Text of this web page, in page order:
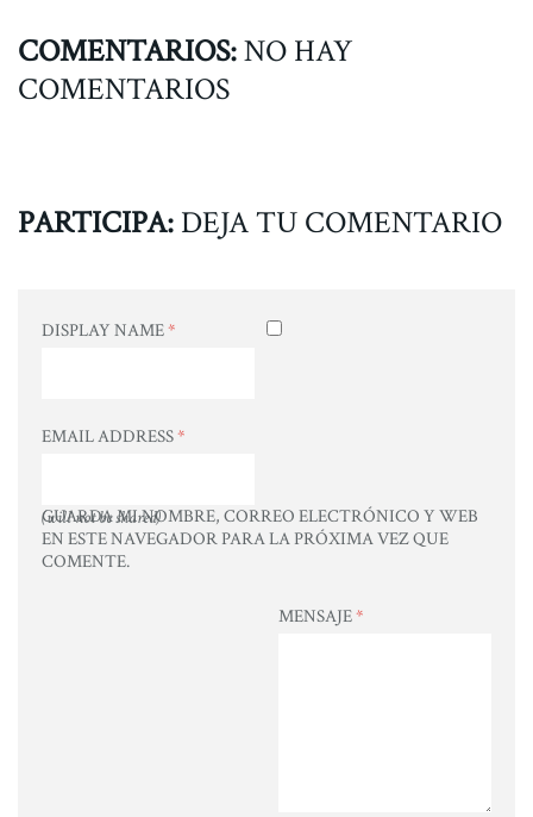
COMENTARIOS:NO HAY
COMENTARIOS
PARTICIPA: DEJA TU COMENTARIO
DISPLAY NAME*
EMAIL ADDRESS*
(will not be shared)
GUARDA MI NOMBRE, CORREO ELECTRÓNICO Y WEB
EN ESTE NAVEGADOR PARA LA PRÓXIMA VEZ QUE
COMENTE.
MENSAJE*